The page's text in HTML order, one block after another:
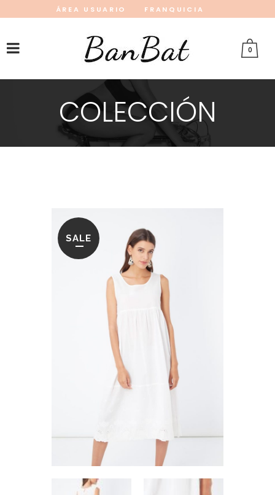
ÁREA USUARIO
FRANQUICIA
0
COLECCIÓN
SALE